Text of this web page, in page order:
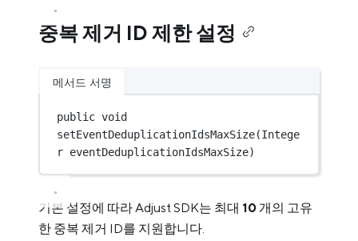
중복 제거 ID 제한 설정
메서드 서명
public void
setEventDeduplicationIdsMaxSize(Intege
r eventDeduplicationIdsMaxSize)
기본 설정에 따라 Adjust SDK는 최대 10 개의 고유
한 중복 제거 ID를 지원합니다.